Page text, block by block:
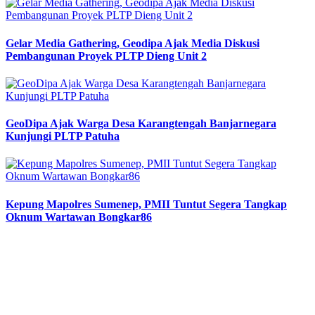
Gelar Media Gathering, Geodipa Ajak Media Diskusi
Pembangunan Proyek PLTP Dieng Unit 2
GeoDipa Ajak Warga Desa Karangtengah Banjarnegara
Kunjungi PLTP Patuha
Kepung Mapolres Sumenep, PMII Tuntut Segera Tangkap
Oknum Wartawan Bongkar86